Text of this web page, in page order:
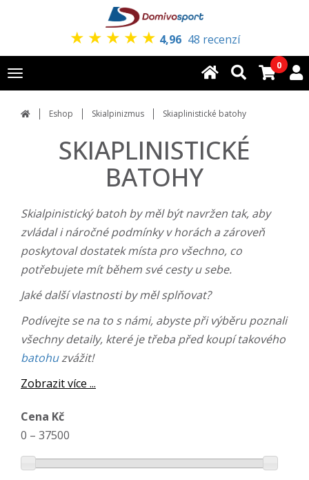
★ ★ ★ ★ ★ 4,96 48 recenzí
Toggle
navigation
0
Eshop Skialpinizmus Skiaplinistické batohy
SKIAPLINISTICKÉ
BATOHY
Skialpinistický batoh by měl být navržen tak, aby
zvládal i náročné podmínky v horách a zároveň
poskytoval dostatek místa pro všechno, co
potřebujete mít během své cesty u sebe.
Jaké další vlastnosti by měl splňovat?
Podívejte se na to s námi, abyste při výběru poznali
všechny detaily, které je třeba před koupí takového
batohuzvážit!
Zobrazit více ...
Cena Kč
0 – 37500